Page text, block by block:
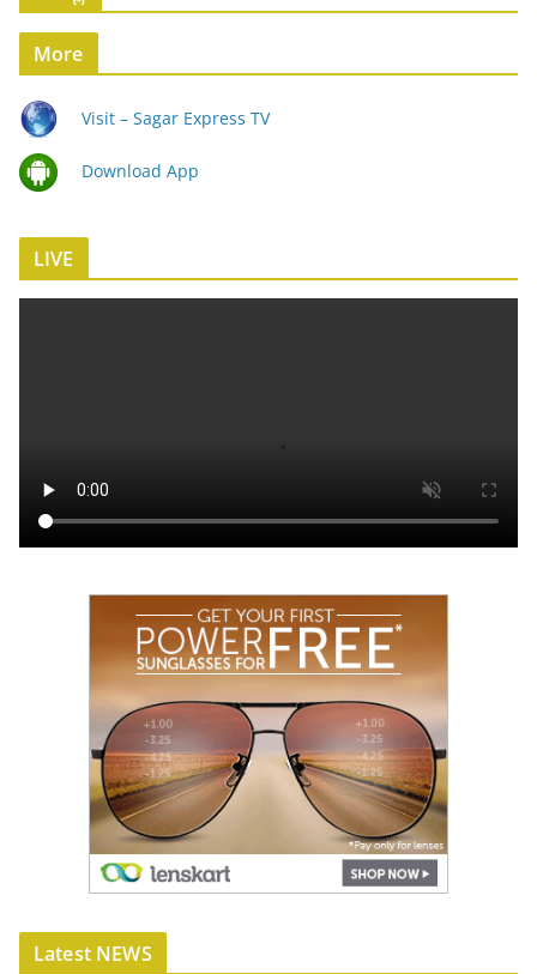
More
Visit – Sagar Express TV
Download App
LIVE
Latest NEWS